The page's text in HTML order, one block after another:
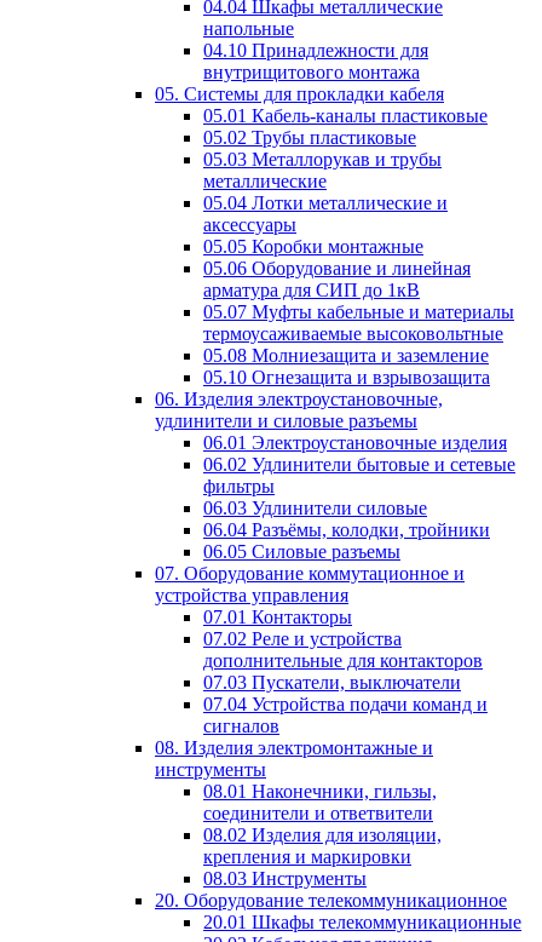
04.04 Шкафы металлические
напольные
04.10 Принадлежности для
внутрищитового монтажа
05. Системы для прокладки кабеля
05.01 Кабель-каналы пластиковые
05.02 Трубы пластиковые
05.03 Металлорукав и трубы
металлические
05.04 Лотки металлические и
аксессуары
05.05 Коробки монтажные
05.06 Оборудование и линейная
арматура для СИП до 1кВ
05.07 Муфты кабельные и материалы
термоусаживаемые высоковольтные
05.08 Молниезащита и заземление
05.10 Огнезащита и взрывозащита
06. Изделия электроустановочные,
удлинители и силовые разъемы
06.01 Электроустановочные изделия
06.02 Удлинители бытовые и сетевые
фильтры
06.03 Удлинители силовые
06.04 Разъёмы, колодки, тройники
06.05 Силовые разъемы
07. Оборудование коммутационное и
устройства управления
07.01 Контакторы
07.02 Реле и устройства
дополнительные для контакторов
07.03 Пускатели, выключатели
07.04 Устройства подачи команд и
сигналов
08. Изделия электромонтажные и
инструменты
08.01 Наконечники, гильзы,
соединители и ответвители
08.02 Изделия для изоляции,
крепления и маркировки
08.03 Инструменты
20. Оборудование телекоммуникационное
20.01 Шкафы телекоммуникационные